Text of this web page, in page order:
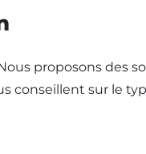
proposons des
conseillent sur le